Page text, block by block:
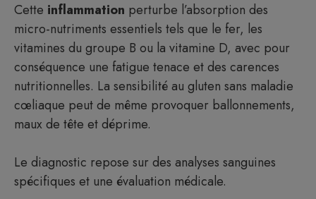
Cette inflammation perturbe l’absorption des
micro-nutriments essentiels tels que le fer, les
vitamines du groupe B ou la vitamine D, avec pour
conséquence une fatigue tenace et des carences
nutritionnelles. La sensibilité au gluten sans maladie
cœliaque peut de même provoquer ballonnements,
maux de tête et déprime.
Le diagnostic repose sur des analyses sanguines
spécifiques et une évaluation médicale.